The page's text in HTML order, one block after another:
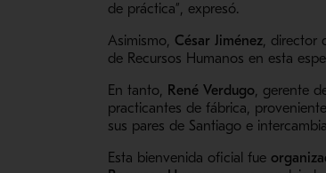
de práctica”, expresó.
Asimismo, César Jiménez, director
de Recursos Humanos en esta
En tanto, René Verdugo, gerente
practicantes de fábrica,
sus pares de Santiago e
Esta bienvenida oficial fue